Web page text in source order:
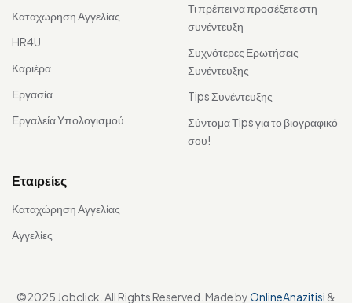
Καταχώρηση Αγγελίας
HR4U
Καριέρα
Εργασία
Εργαλεία Υπολογισμού
Τι πρέπει να προσέξετε στη
συνέντευξη
Συχνότερες Ερωτήσεις
Συνέντευξης
Tips Συνέντευξης
Σύντομα Τips για το βιογραφικό
σου!
Εταιρείες
Καταχώρηση Αγγελίας
Αγγελίες
©2025 Jobclick. All Rights Reserved. Made byOnlineAnazitisi &